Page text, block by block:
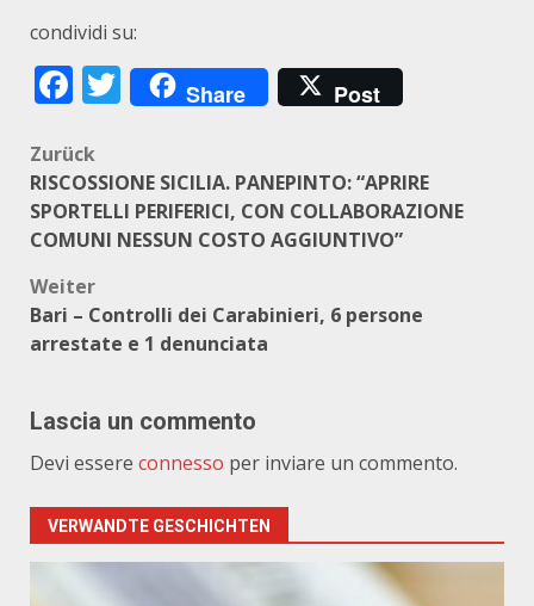
condividi su:
Facebook
Twitter
Share Post
Beitragsnavigation
Zurück
RISCOSSIONE SICILIA. PANEPINTO: “APRIRE
SPORTELLI PERIFERICI, CON COLLABORAZIONE
COMUNI NESSUN COSTO AGGIUNTIVO”
Weiter
Bari – Controlli dei Carabinieri, 6 persone
arrestate e 1 denunciata
Lascia un commento
Devi essere connesso per inviare un commento.
VERWANDTE GESCHICHTEN